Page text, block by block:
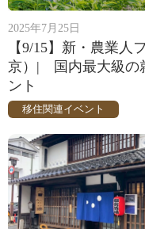
2025年7月25日
【9/15】新・農業人
京）| 国内最大級の
ント
移住関連イベント